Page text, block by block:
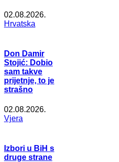
02.08.2026.
Hrvatska
Don Damir
Stojić: Dobio
sam takve
prijetnje, to je
strašno
02.08.2026.
Vjera
Izbori u BiH s
druge strane